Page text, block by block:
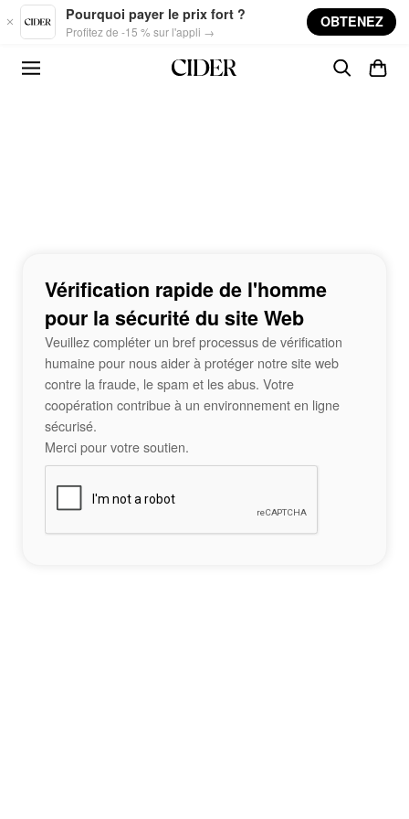
Skip to main content
Pourquoi payer le prix fort ?
Profitez de -15 % sur l'appli →
OBTENEZ
Vérification rapide de l'homme
pour la sécurité du site Web
Veuillez compléter un bref processus de vérification
humaine pour nous aider à protéger notre site web
contre la fraude, le spam et les abus. Votre
coopération contribue à un environnement en ligne
sécurisé.
Merci pour votre soutien.